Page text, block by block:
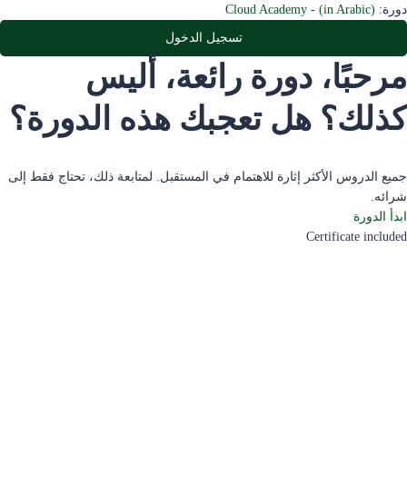
دورة: Cloud Academy - (in Arabic)
تسجيل الدخول
مرحبًا، دورة رائعة، أليس
كذلك؟ هل تعجبك هذه الدورة؟
جميع الدروس الأكثر إثارة للاهتمام في المستقبل. لمتابعة ذلك، تحتاج فقط إلى
شرائه.
ابدأ الدورة
Certificate included